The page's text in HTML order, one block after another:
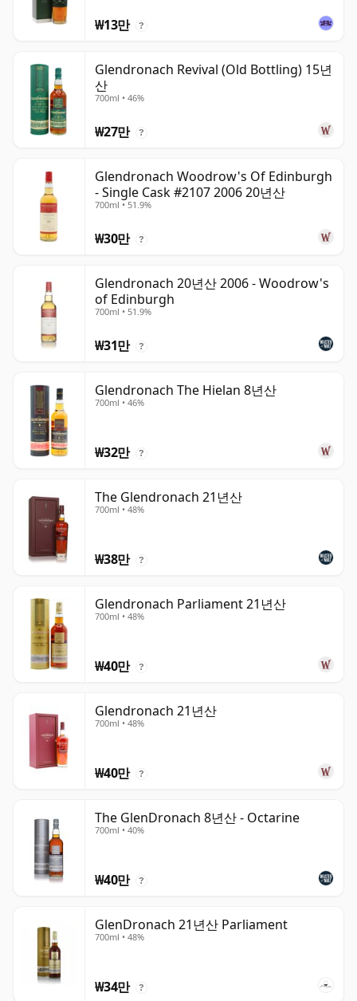
₩13만 ?
Glendronach Revival (Old Bottling) 15년
산
700ml • 46%
₩27만 ?
Glendronach Woodrow's Of Edinburgh
- Single Cask #2107 2006 20년산
700ml • 51.9%
₩30만 ?
Glendronach 20년산 2006 - Woodrow's
of Edinburgh
700ml • 51.9%
₩31만 ?
Glendronach The Hielan 8년산
700ml • 46%
₩32만 ?
The Glendronach 21년산
700ml • 48%
₩38만 ?
Glendronach Parliament 21년산
700ml • 48%
₩40만 ?
Glendronach 21년산
700ml • 48%
₩40만 ?
The GlenDronach 8년산 - Octarine
700ml • 40%
₩40만 ?
GlenDronach 21년산 Parliament
700ml • 48%
₩34만 ?